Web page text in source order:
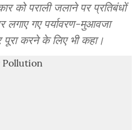
को पराली जलाने पर प्रतिबंधों
लगाए गए पर्यावरण-मुआवजा
करने के लिए भी कहा।